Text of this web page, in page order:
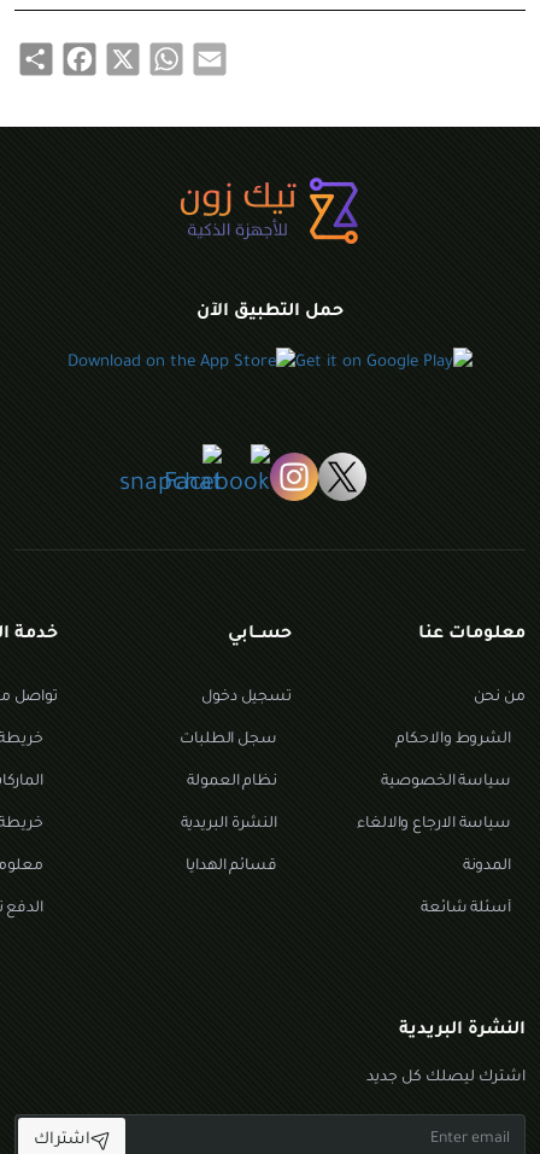
ShareFacebook X
WhatsApp Email
حمل التطبيق الآن
معلومات عنا
من نحن
الشروط والاحكام
سياسة الخصوصية
سياسة الارجاع والالغاء
المدونة
أسئلة شائعة
حســابي
تسجيل دخول
سجل الطلبات
نظام العمولة
النشرة البريدية
قسائم الهدايا
خدمة
تواصل
خريطة
الدفع
النشرة البريدية
اشترك ليصلك كل جديد
email
اشتراك